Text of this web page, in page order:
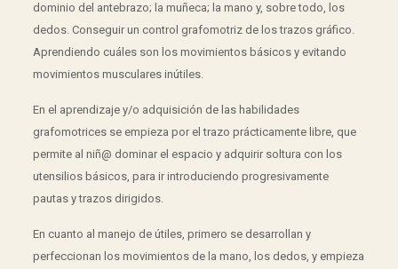
dominio del antebrazo; la muñeca; la mano y, sobre todo, los
dedos. Conseguir un control grafomotriz de los trazos gráfico.
Aprendiendo cuáles son los movimientos básicos y evitando
movimientos musculares inútiles.
En el aprendizaje y/o adquisición de las habilidades
grafomotrices se empieza por el trazo prácticamente libre, que
permite al niñ@ dominar el espacio y adquirir soltura con los
utensilios básicos, para ir introduciendo progresivamente
pautas y trazos dirigidos.
En cuanto al manejo de útiles, primero se desarrollan y
perfeccionan los movimientos de la mano, los dedos, y empieza